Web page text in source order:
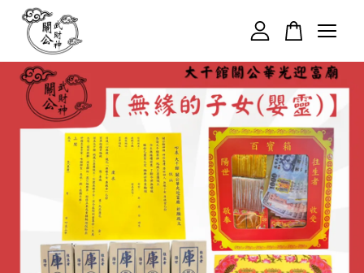
您的購物車目前還是空的。